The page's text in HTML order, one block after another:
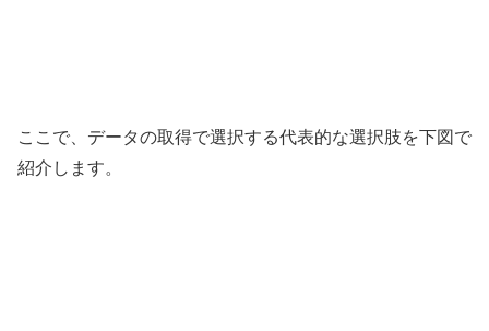
ここで、データの取得で選択する代表的な選択肢を下図で
紹介します。